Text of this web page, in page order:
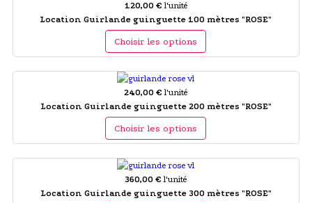
120,00 € l'unité
Location Guirlande guinguette 100 mètres "ROSE"
Choisir les options
240,00 € l'unité
Location Guirlande guinguette 200 mètres "ROSE"
Choisir les options
360,00 € l'unité
Location Guirlande guinguette 300 mètres "ROSE"